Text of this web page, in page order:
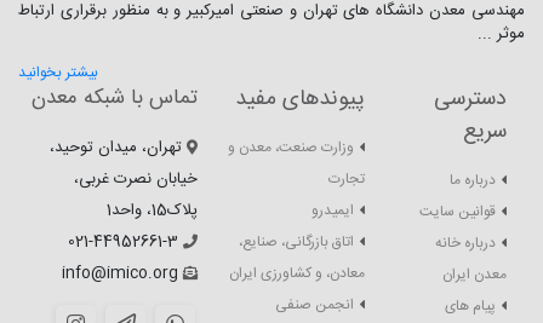
مهندسی معدن دانشگاه ­های تهران و صنعتی امیرکبیر و به منظور برقراری ارتباط
موثر ...
بیشتر بخوانید
دسترسی
سریع
درباره ما
قوانین سایت
درباره خانه
معدن ایران
پیام های
پیوندهای مفید
وزارت صنعت، معدن و
تجارت
ایمیدرو
اتاق بازرگانی، صنایع،
معادن، و کشاورزی ایران
انجمن صنفی
تماس با شبکه معدن
تهران، میدان توحید،
خیابان نصرت غربی،
پلاک15، واحد1
021-44952661-3
info@imico.org